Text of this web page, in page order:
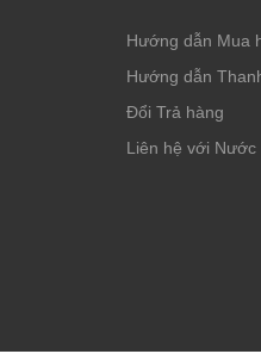
Hướng dẫn Mua
Hướng dẫn
Đổi Trả hàng
Liên hệ với Nước